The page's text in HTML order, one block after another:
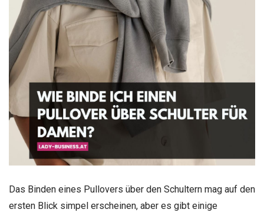
Das Binden eines Pullovers über den Schultern mag auf den
ersten Blick simpel erscheinen, aber es gibt einige